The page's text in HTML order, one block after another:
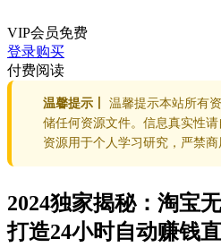
VIP会员免费
登录购买
付费阅读
温馨提示丨
温馨提示本站所有
储任何资源文件。信息真实性
资源用于个人学习研究，严禁商
2024独家揭秘：淘宝
打造24小时自动赚钱